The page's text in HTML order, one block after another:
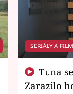
SERIÁLY A
Zarazilo